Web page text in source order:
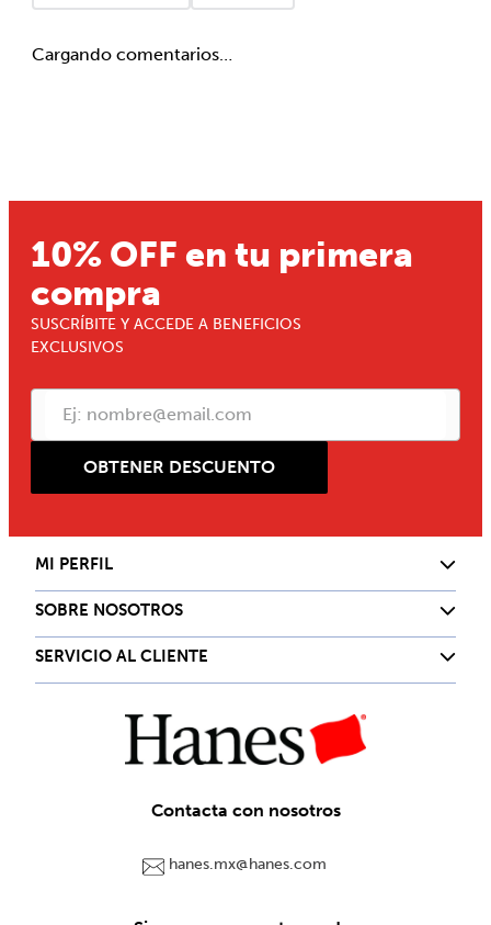
Cargando comentarios…
10% OFF en tu primera
compra
SUSCRÍBITE Y ACCEDE A BENEFICIOS
EXCLUSIVOS
OBTENER DESCUENTO
MI PERFIL
SOBRE NOSOTROS
SERVICIO AL CLIENTE
Contacta con nosotros
hanes.mx@hanes.com